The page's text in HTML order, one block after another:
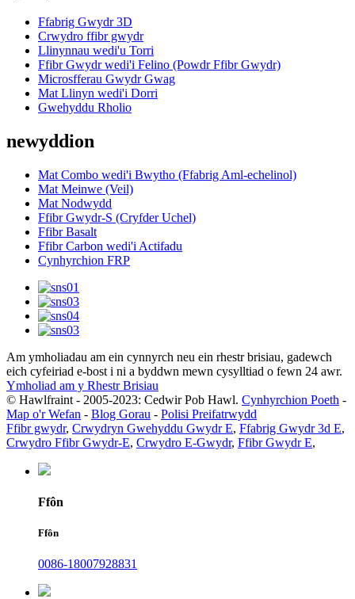
Ffabrig Gwydr 3D
Crwydro ffibr gwydr
Llinynnau wedi'u Torri
Ffibr Gwydr wedi'i Felino (Powdr Ffibr Gwydr)
Microsfferau Gwydr Gwag
Mat Llinyn wedi'i Dorri
Gwehyddu Rholio
newyddion
Mat Combo wedi'i Bwytho (Ffabrig Aml-echelinol)
Mat Meinwe (Veil)
Mat Nodwydd
Ffibr Gwydr-S (Cryfder Uchel)
Ffibr Basalt
Ffibr Carbon wedi'i Actifadu
Cynhyrchion FRP
Am ymholiadau am ein cynnyrch neu ein rhestr brisiau, gadewch
eich cyfeiriad e-bost i ni a byddwn mewn cysylltiad o fewn 24 awr.
Ymholiad am y Rhestr Brisiau
© Hawlfraint - 2005-2023: Cedwir Pob Hawl. Cynhyrchion Poeth -
Map o'r Wefan - Blog Gorau - Polisi Preifatrwydd
Ffibr gwydr, Crwydryn Gwehyddu Gwydr E, Ffabrig Gwydr 3d E,
Crwydro Ffibr Gwydr-E, Crwydro E-Gwydr, Ffibr Gwydr E,
Ffôn
Ffôn
0086-18007928831